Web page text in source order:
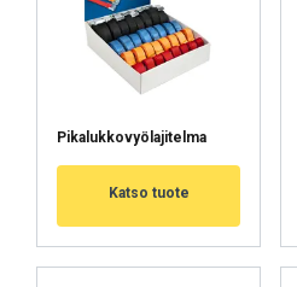
Pikalukkovyölajitelma
Katso tuote
HYLKÄÄ
Cookie